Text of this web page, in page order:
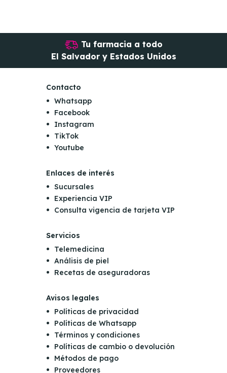
Tu farmacia a todo
El Salvador y Estados Unidos
Contacto
Whatsapp
Facebook
Instagram
TikTok
Youtube
Enlaces de interés
Sucursales
Experiencia VIP
Consulta vigencia de tarjeta VIP
Servicios
Telemedicina
Análisis de piel
Recetas de aseguradoras
Avisos legales
Políticas de privacidad
Políticas de Whatsapp
Términos y condiciones
Políticas de cambio o devolución
Métodos de pago
Proveedores